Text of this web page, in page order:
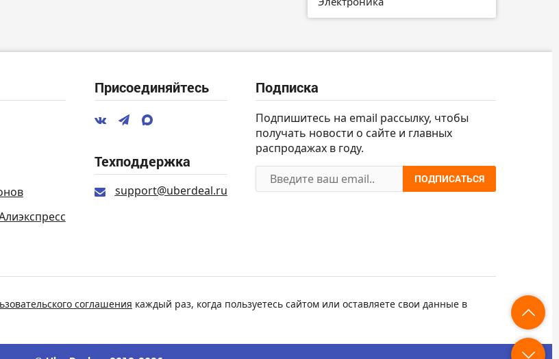
Присоединяйтесь
Техподдержка
support@uberdeal.ru
Подписка
Подпишитесь на email рассылку, чтобы
получать новости о сайте и главных
распродажах в году.
ПОДПИСАТЬСЯ
соглашения каждый раз, когда пользуетесь сайтом или оставляете свои данные в